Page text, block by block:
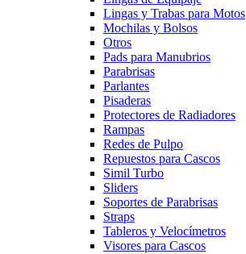
Lingas y Trabas para Motos
Mochilas y Bolsos
Otros
Pads para Manubrios
Parabrisas
Parlantes
Pisaderas
Protectores de Radiadores
Rampas
Redes de Pulpo
Repuestos para Cascos
Simil Turbo
Sliders
Soportes de Parabrisas
Straps
Tableros y Velocímetros
Visores para Cascos